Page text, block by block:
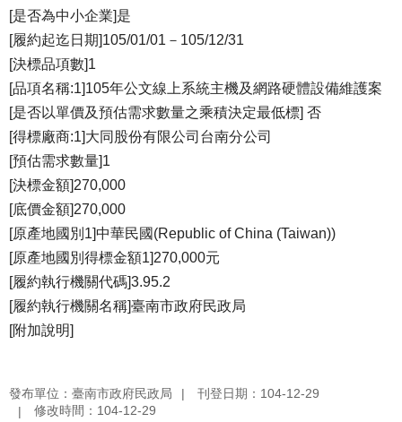
[是否為中小企業]是
[履約起迄日期]105/01/01－105/12/31
[決標品項數]1
[品項名稱:1]105年公文線上系統主機及網路硬體設備維護案
[是否以單價及預估需求數量之乘積決定最低標] 否
[得標廠商:1]大同股份有限公司台南分公司
[預估需求數量]1
[決標金額]270,000
[底價金額]270,000
[原產地國別1]中華民國(Republic of China (Taiwan))
[原產地國別得標金額1]270,000元
[履約執行機關代碼]3.95.2
[履約執行機關名稱]臺南市政府民政局
[附加說明]
發布單位：臺南市政府民政局
刊登日期：104-12-29
修改時間：104-12-29